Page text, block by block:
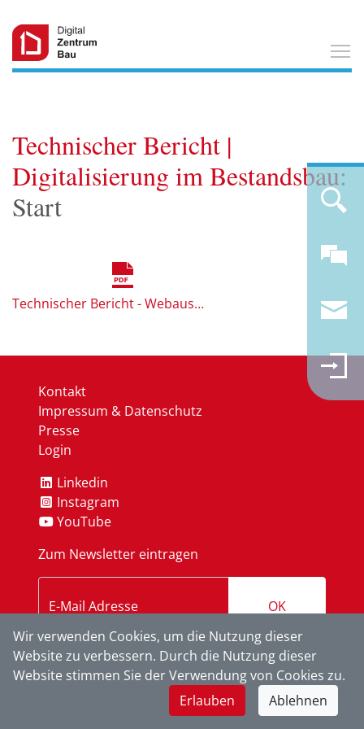
Technischer Bericht |
Digitalisierung im Bestandsbau:
Start
Technischer Bericht - Webausgabe.pdf
Kontakt
Impressum & Datenschutz
Presse
Login
Linkedin
Instagram
YouTube
Zum Newsletter eintragen
OK
Wir verwenden Cookies, um die Nutzung dieser
Website zu verbessern. Durch die Nutzung dieser
Website stimmen Sie der Verwendung von Cookies zu.
Erlauben
Ablehnen